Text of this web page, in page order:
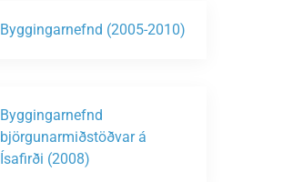
Byggingarnefnd (2005-2010)
Byggingarnefnd
björgunarmiðstöðvar á
Ísafirði (2008)